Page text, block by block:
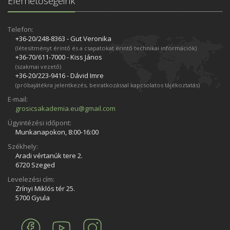
Telefon:
+36-20/248­-8363 - Gut Veronika
(létesítményt érintő és a csapatokat érintő technikai információk)
+36-70/611­-7000 - Kiss János
(szakmai vezető)
+36-20/223­-9416 - Dávid Imre
(próbajátékra jelentkezés, beiratkozással kapcsolatos tájékoztatás)
E-mail:
grosicsakademia.eu@gmail.com
Ügyintézési időpont:
Munkanapokon, 8:00-16:00
Székhely:
Aradi vértanúk tere 2.
6720 Szeged
Levelezési cím:
Zrínyi Miklós tér 25.
5700 Gyula